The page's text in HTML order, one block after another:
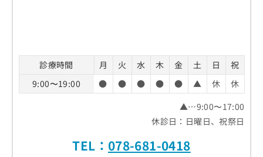
診療時間 月 火 水 木 金 土 日
祝
9:00〜19:00
● ● ● ● ● ▲ 休
休
▲…9:00〜17:00
休診日：日曜日、祝祭日
TEL： 078-681-0418